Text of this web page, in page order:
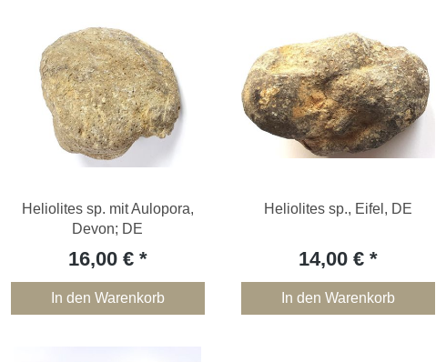
Heliolites sp. mit Aulopora,
Devon; DE
16,00 €
In den Warenkorb
Heliolites sp., Eifel, DE
14,00 €
In den Warenkorb